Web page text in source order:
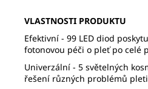
VLASTNOSTI PRODUKTU
Efektivní - 99 LED diod
fotonovou péči o pleť po celé
Univerzální - 5 světelných
řešení různých problémů